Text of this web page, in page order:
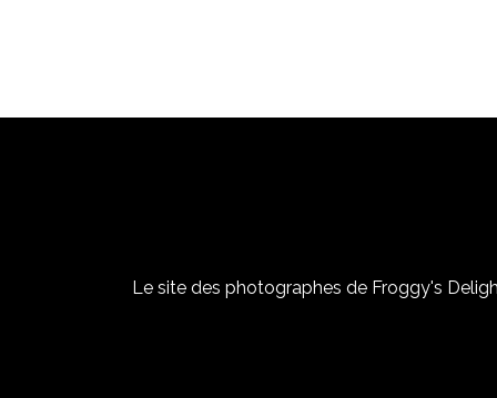
Le site des photographes de Froggy's